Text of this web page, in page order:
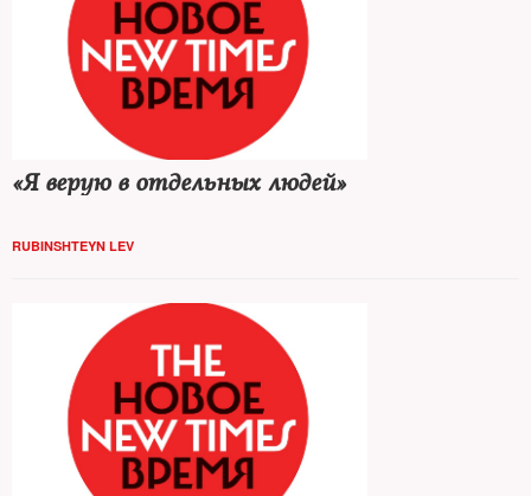
«Я верую в отдельных людей»
RUBINSHTEYN LEV